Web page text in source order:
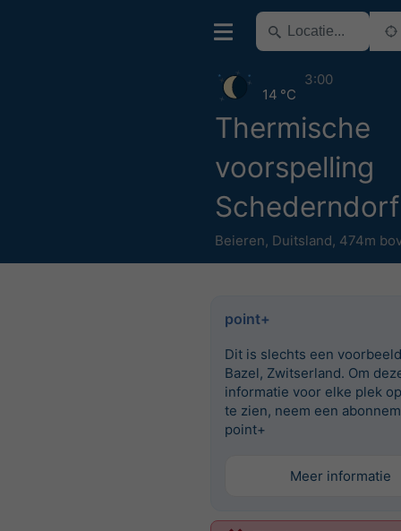
Thermische
voorspelling
Schederndorf
Beieren, Duitsland, 474m
14 °C
3:00
point+
Dit is slechts een
Bazel, Zwitserland. Om
informatie voor elke plek
te zien, neem een
point+
Meer informatie